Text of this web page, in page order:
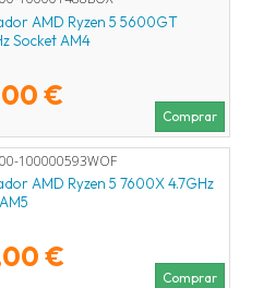
AMD Ryzen 5 5600GT
Socket AM4
€
Comprar
100000593WOF
AMD Ryzen 5 7600X 4.7GHz
€
Comprar